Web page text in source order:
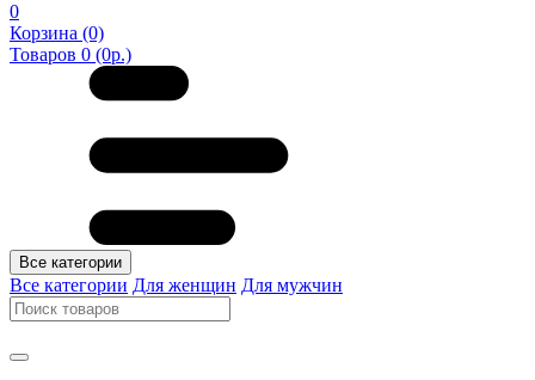
0
Корзина (0)
Товаров 0 (0р.)
Все категории
Все категории Для женщин Для мужчин